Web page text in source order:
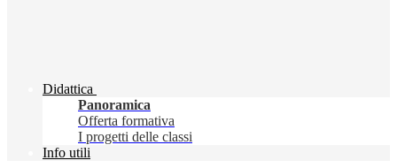
Didattica
Panoramica
Offerta formativa
I progetti delle classi
Info utili